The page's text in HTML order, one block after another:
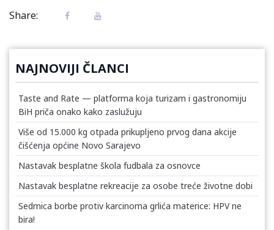
Share:
NAJNOVIJI ČLANCI
Taste and Rate — platforma koja turizam i gastronomiju
BiH priča onako kako zaslužuju
Više od 15.000 kg otpada prikupljeno prvog dana akcije
čišćenja općine Novo Sarajevo
Nastavak besplatne škola fudbala za osnovce
Nastavak besplatne rekreacije za osobe treće životne dobi
Sedmica borbe protiv karcinoma grlića materice: HPV ne
bira!